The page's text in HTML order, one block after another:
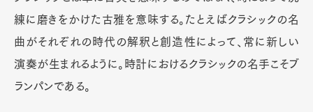
練に磨きをかけた古雅を意味する。たとえばクラシックの名
曲がそれぞれの時代の解釈と創造性によって、常に新しい
演奏が生まれるように。時計におけるクラシックの名手こそブ
ランパンである。